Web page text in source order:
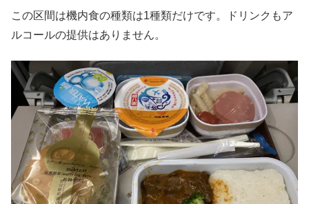
この区間は機内食の種類は1種類だけです。ドリンクもア
ルコールの提供はありません。